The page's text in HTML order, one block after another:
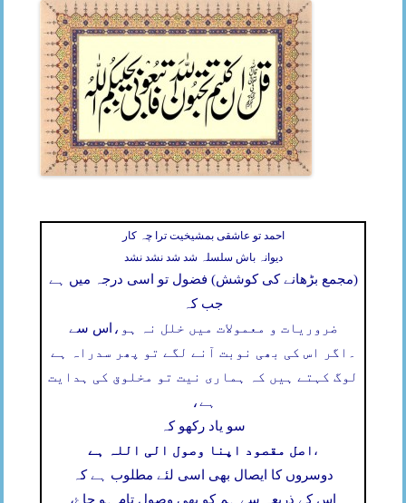
احمد تو عاشقی بمشیخیت ترا چہ کار
دیوانہ باش سلسلہ شد شد نشد نشد
(مجمع بڑھانے کی کوشش) فضول تو اسی درجہ میں ہے
جب کہ
اس سے ضروریات و معمولات میں خلل نہ ہو،
اگر اس کی بھی نوبت آنے لگے تو پھر سدراہ ہے
لوگ کہتے ہیں کہ ہماری نیت تو مخلوق کی ہدایت
ہے،
سو یاد رکھو کہ
اصل مقصود اپنا وصول الی اللہ ہے ،
دوسروں کا ایصال بھی اسی لئے مطلوب ہے کہ
اس کے ذریعہ سے ہم کو بھی وصول تام ہو جاۓ،